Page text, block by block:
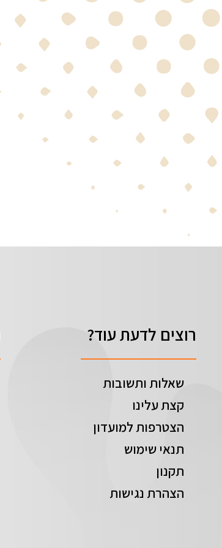
רוצים לדעת עוד?
שאלות ותשובות
קצת עלינו
הצטרפות למועדון
תנאי שימוש
תקנון
הצהרת נגישות